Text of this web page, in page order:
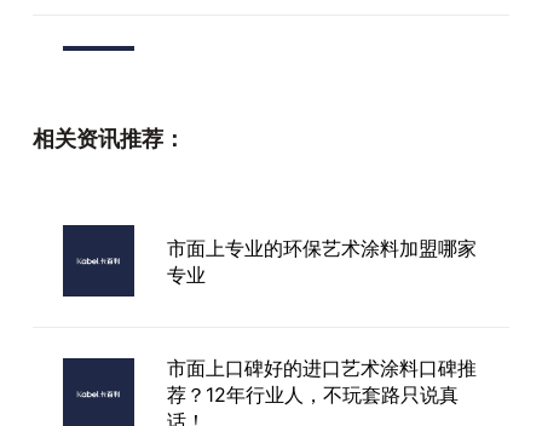
相关资讯推荐：
市面上专业的环保艺术涂料加盟哪家
专业
市面上口碑好的进口艺术涂料口碑推
荐？12年行业人，不玩套路只说真
话！